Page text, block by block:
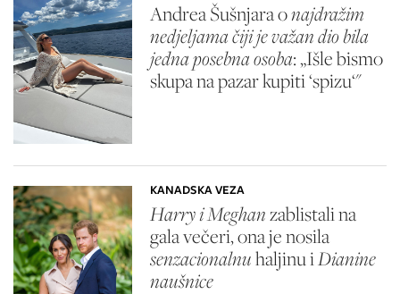
Andrea Šušnjara onajdražim
nedjeljama čiji je važan dio bila
jedna posebna osoba: „Išle bismo
skupa na pazar kupiti ‘spizu‘"
KANADSKA VEZA
Harry i Meghanzablistali na
gala večeri, ona je nosila
senzacionalnuhaljinu iDianine
naušnice